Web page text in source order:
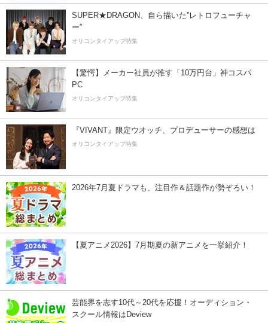
SUPER★DRAGON、自ら描いた”レトロフューチャ
ー”
オリコンタイアップ特集
【驚愕】メーカー社員が推す「10万円台」神コスパ
PC
オリコンタイアップ特集
『VIVANT』限定ウオッチ、プロデューサーの感想は
オリコンタイアップ特集
2026年7月夏ドラマも、注目作＆話題作が勢ぞろい！
【夏アニメ2026】7月期夏の新アニメを一挙紹介！
芸能界を志す10代～20代を応援！オーディション・
スクール情報はDeview